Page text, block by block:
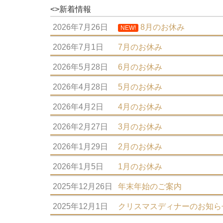
<>新着情報
2026年7月26日 NEW! 8月のお休み
2026年7月1日 7月のお休み
2026年5月28日 6月のお休み
2026年4月28日 5月のお休み
2026年4月2日 4月のお休み
2026年2月27日 3月のお休み
2026年1月29日 2月のお休み
2026年1月5日 1月のお休み
2025年12月26日 年末年始のご案内
2025年12月1日 クリスマスディナーのお知